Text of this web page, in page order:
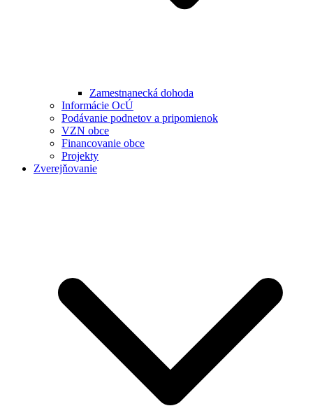
Zamestnanecká dohoda
Informácie OcÚ
Podávanie podnetov a pripomienok
VZN obce
Financovanie obce
Projekty
Zverejňovanie